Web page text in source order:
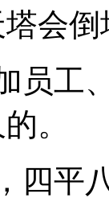
会倒
工、
。
平八